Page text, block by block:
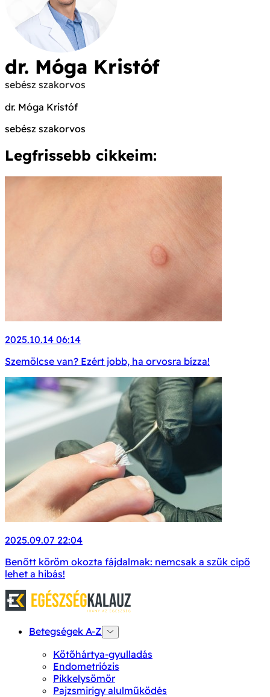
dr. Móga Kristóf
sebész szakorvos
dr. Móga Kristóf
sebész szakorvos
Legfrissebb cikkeim:
2025.10.14 06:14
Szemölcse van? Ezért jobb, ha orvosra bízza!
2025.09.07 22:04
Benőtt köröm okozta fájdalmak: nemcsak a szűk cipő
lehet a hibás!
Betegségek A-Z
Kötőhártya-gyulladás
Endometriózis
Pikkelysömör
Pajzsmirigy alulműködés